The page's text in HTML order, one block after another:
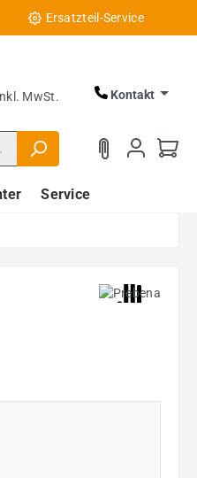
Ersatzteil-Service
MwSt. Kontakt
Service